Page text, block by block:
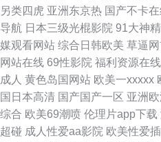
日日操 九一免费看 91网站网址 超碰人
品1区2区 91人人看 操碰69 国产另类
道日 91洮色 超碰丁香 大香蕉影占91
美肥B 日韩新片一区二区 午夜福利传
另类四虎 亚洲东京热 国产不卡
导航 日本三级光棍影院 91大神
媒观看网站 综合日韩欧美 草逼
网站在线 69性影院 福利资源在线
成人 黄色岛国网站 欧美一xxxxx
国日本高清 国产国产一区 亚洲
综合 欧美69潮喷 伦理片app下载
超碰 成人性爱aa影院 欧美性爱